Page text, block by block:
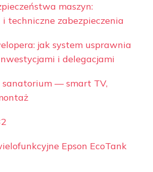
maszyn:
i techniczne zabezpieczenia
jak system usprawnia
i delegacjami
sanatorium — smart TV,
Epson EcoTank